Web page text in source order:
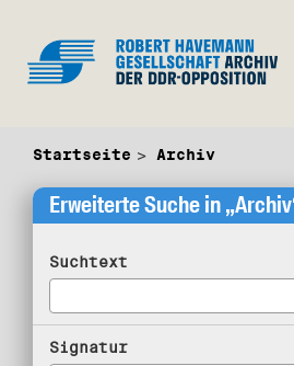
Startseite Archiv
Erweiterte Suche in
Suchtext
Signatur